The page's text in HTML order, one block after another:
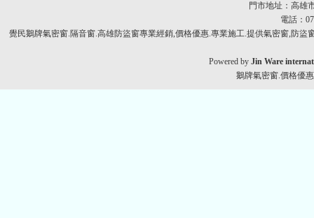
門市地址：高雄
電話：
覺民鵝牌氣密窗.隔音窗.高雄防盜窗專業經銷,價格優惠.專業施工.提供氣密窗,防
Powered byJin Ware
鵝牌氣密窗.價格優